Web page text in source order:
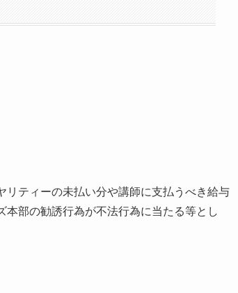
リティーの未払い分や講師に支払うべき給与
部の勧誘行為が不法行為に当たる等とし